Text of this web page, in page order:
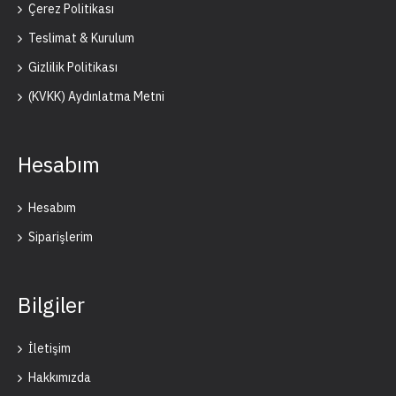
Çerez Politikası
Teslimat & Kurulum
Gizlilik Politikası
(KVKK) Aydınlatma Metni
Hesabım
Hesabım
Siparişlerim
Bilgiler
İletişim
Hakkımızda